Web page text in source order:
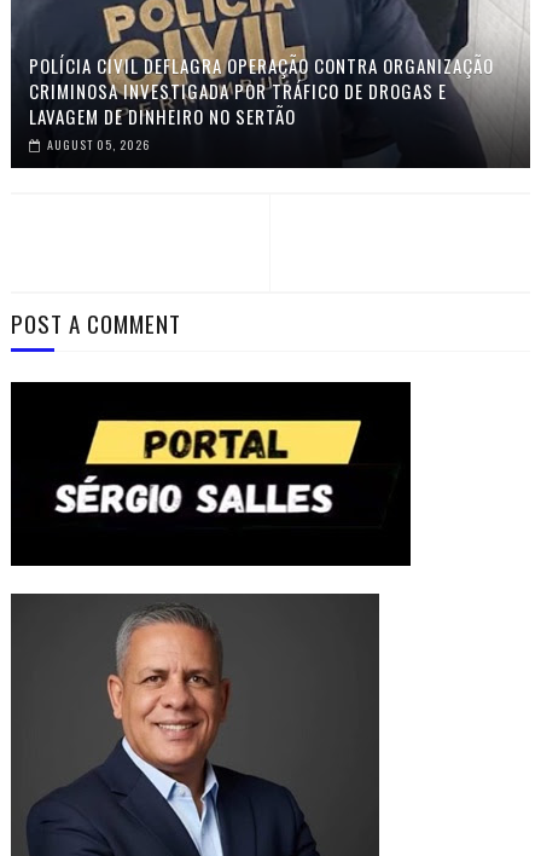
POLÍCIA CIVIL DEFLAGRA OPERAÇÃO CONTRA ORGANIZAÇÃO
CRIMINOSA INVESTIGADA POR TRÁFICO DE DROGAS E
LAVAGEM DE DINHEIRO NO SERTÃO
AUGUST 05, 2026
POST A COMMENT